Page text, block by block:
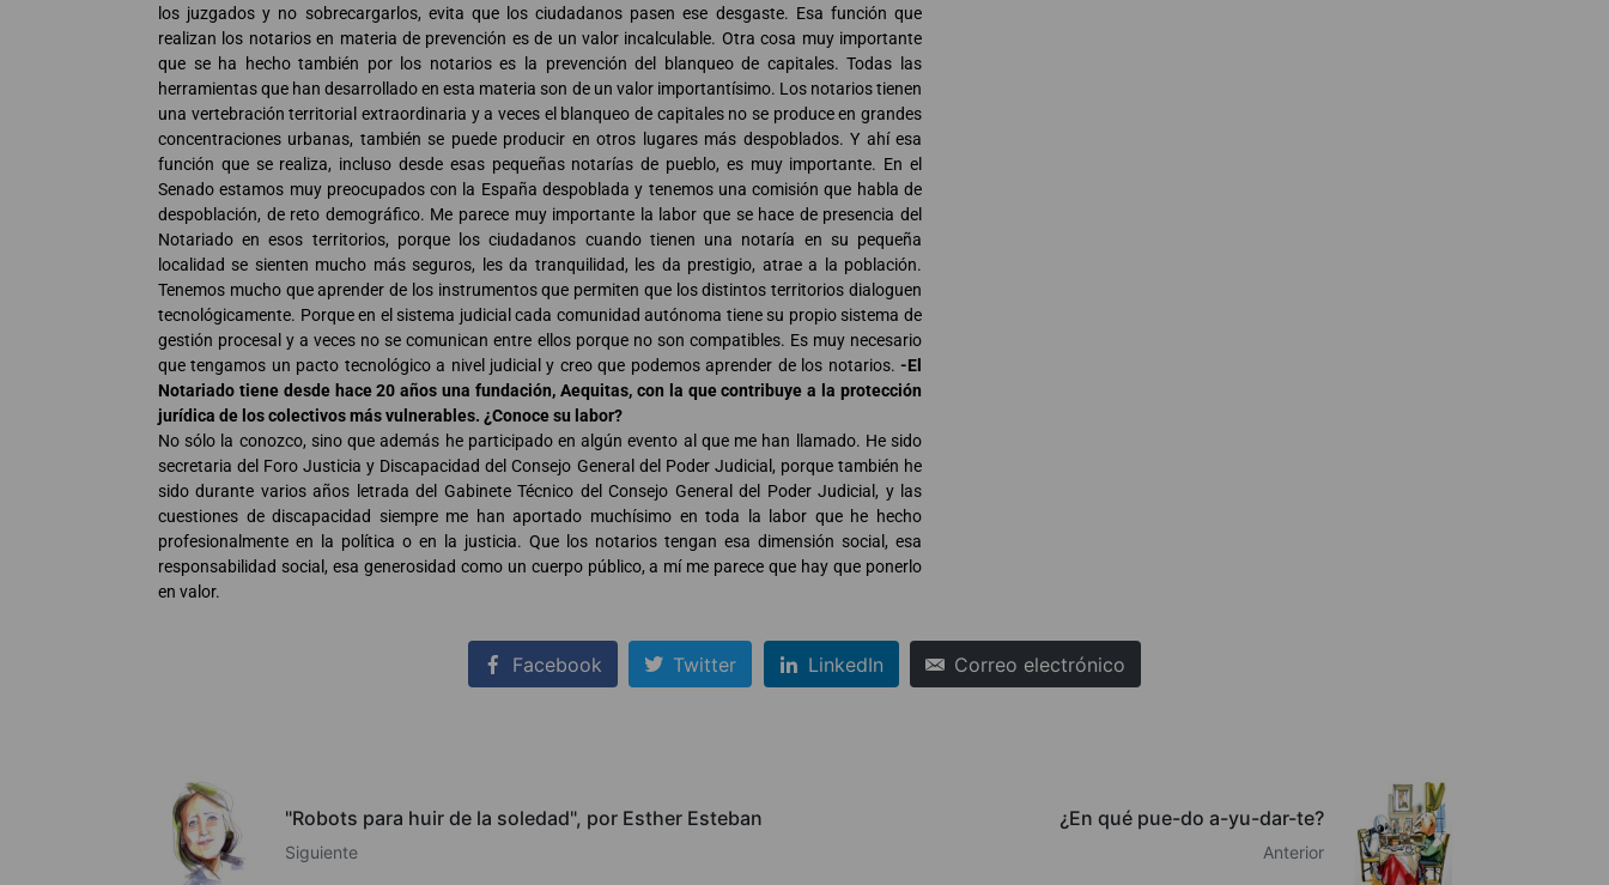
los juzgados y no sobrecargarlos, evita que los ciudadanos pasen ese desgaste. Esa función que
realizan los notarios en materia de prevención es de un valor incalculable. Otra cosa muy importante
que se ha hecho también por los notarios es la prevención del blanqueo de capitales. Todas las
herramientas que han desarrollado en esta materia son de un valor importantísimo. Los notarios tienen
una vertebración territorial extraordinaria y a veces el blanqueo de capitales no se produce en grandes
concentraciones urbanas, también se puede producir en otros lugares más despoblados. Y ahí esa
función que se realiza, incluso desde esas pequeñas notarías de pueblo, es muy importante. En el
Senado estamos muy preocupados con la España despoblada y tenemos una comisión que habla de
despoblación, de reto demográfico. Me parece muy importante la labor que se hace de presencia del
Notariado en esos territorios, porque los ciudadanos cuando tienen una notaría en su pequeña
localidad se sienten mucho más seguros, les da tranquilidad, les da prestigio, atrae a la población.
Tenemos mucho que aprender de los instrumentos que permiten que los distintos territorios dialoguen
tecnológicamente. Porque en el sistema judicial cada comunidad autónoma tiene su propio sistema de
gestión procesal y a veces no se comunican entre ellos porque no son compatibles. Es muy necesario
que tengamos un pacto tecnológico a nivel judicial y creo que podemos aprender de los notarios. -El
Notariado tiene desde hace 20 años una fundación, Aequitas, con la que contribuye a la protección
jurídica de los colectivos más vulnerables. ¿Conoce su labor?
No sólo la conozco, sino que además he participado en algún evento al que me han llamado. He sido
secretaria del Foro Justicia y Discapacidad del Consejo General del Poder Judicial, porque también he
sido durante varios años letrada del Gabinete Técnico del Consejo General del Poder Judicial, y las
cuestiones de discapacidad siempre me han aportado muchísimo en toda la labor que he hecho
profesionalmente en la política o en la justicia. Que los notarios tengan esa dimensión social, esa
responsabilidad social, esa generosidad como un cuerpo público, a mí me parece que hay que ponerlo
en valor.
Facebook Twitter LinkedIn Correo electrónico
"Robots para huir de la soledad", por Esther Esteban
Siguiente
¿En qué pue-do a-yu-dar-te?
Anterior